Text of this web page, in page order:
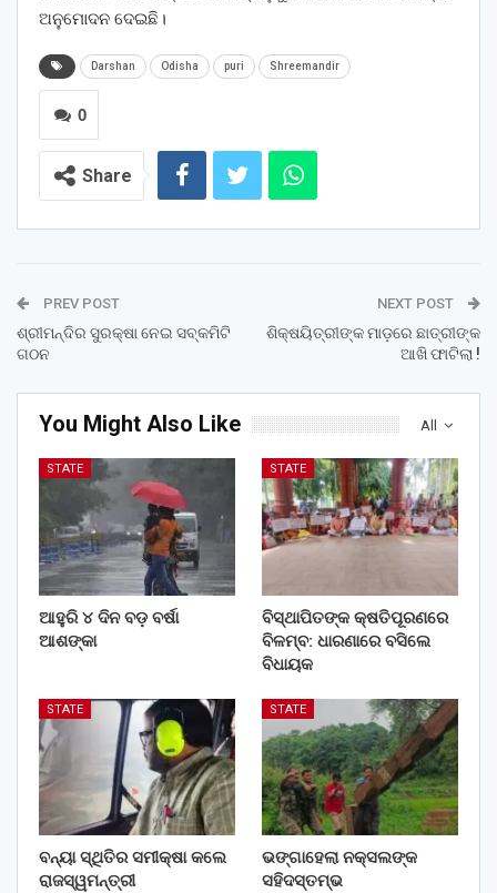
ଅନୁମୋଦନ ଦେଇଛି।
Darshan Odisha puri Shreemandir
0
Share
PREV POST
ଶ୍ରୀମନ୍ଦିର ସୁରକ୍ଷା ନେଇ ସବ୍‌କମିଟି
ଗଠନ
NEXT POST
ଶିକ୍ଷୟିତ୍ରୀଙ୍କ ମାଡ଼ରେ ଛାତ୍ରୀଙ୍କ
ଆଖି ଫାଟିଲା !
All
You Might Also Like
STATE
ଆହୁରି ୪ ଦିନ ବଡ଼ ବର୍ଷା
ଆଶଙ୍କା
STATE
ବିସ୍ଥାପିତଙ୍କ କ୍ଷତିପୂରଣରେ
ବିଳମ୍ବ: ଧାରଣାରେ ବସିଲେ
ବିଧାୟକ
STATE
ବନ୍ୟା ସ୍ଥିତିର ସମୀକ୍ଷା କଲେ
ରାଜସ୍ୱମନ୍ତ୍ରୀ
STATE
ଭଙ୍ଗାହେଲା ନକ୍ସଲଙ୍କ
ସହିଦସ୍ତମ୍ଭ